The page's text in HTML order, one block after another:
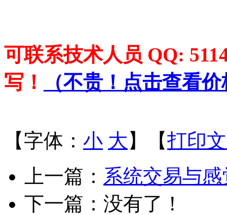
可联系技术人员 QQ:
写！
（不贵！点击查看价
【字体： 小 大 】【打印
上一篇： 系统交易与
下一篇：没有了！